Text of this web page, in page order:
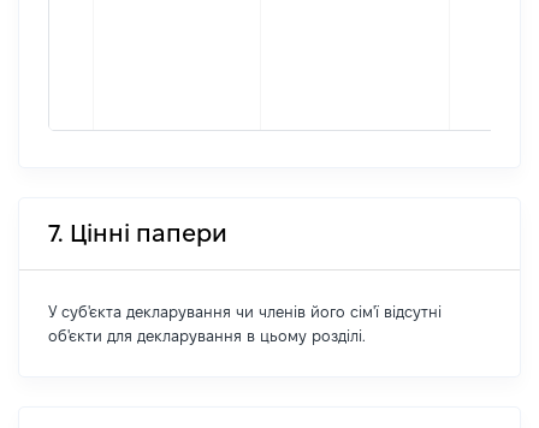
7. Цінні папери
У суб'єкта декларування чи членів його сім'ї відсутні
об'єкти для декларування в цьому розділі.